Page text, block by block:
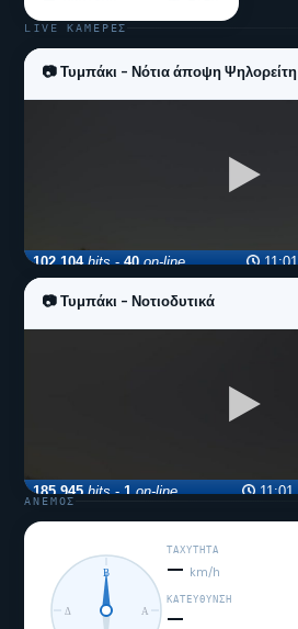
LIVE ΚΆΜΕΡΕΣ
📷 Τυμπάκι - Νότια άποψη Ψηλορείτη
📷 Τυμπάκι - Νοτιοδυτικά
ΆΝΕΜΟΣ
Β
Α
Δ
ΤΑΧΎΤΗΤΑ
— km/h
ΚΑΤΕΎΘΥΝΣΗ
—